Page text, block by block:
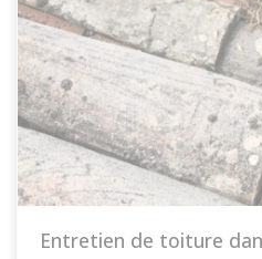
Entretien de toiture